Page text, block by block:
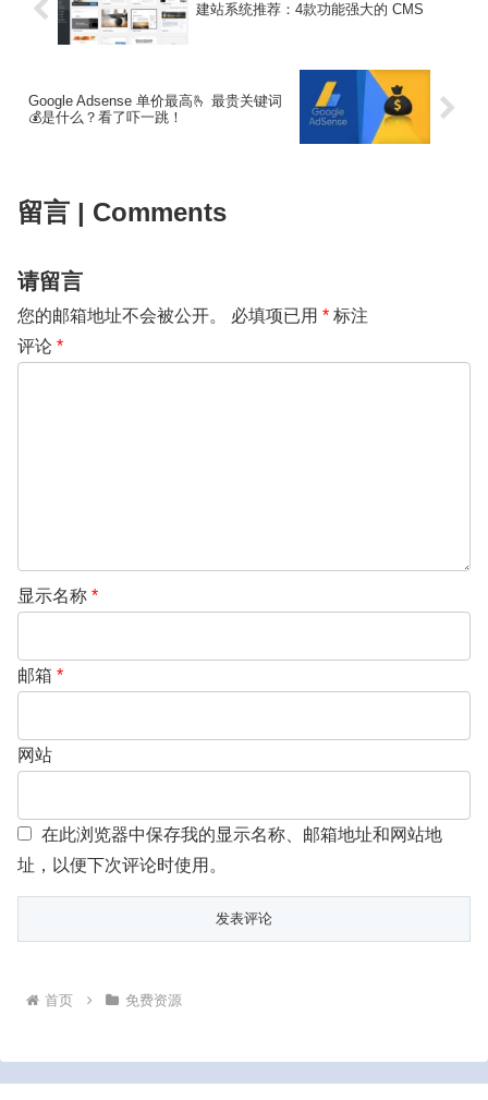
建站系统推荐：4款功能强大的 CMS
Google Adsense 单价最高🫰 最贵关键词
💰是什么？看了吓一跳！
留言 | Comments
请留言
您的邮箱地址不会被公开。 必填项已用 * 标注
评论 *
显示名称 *
邮箱 *
网站
在此浏览器中保存我的显示名称、邮箱地址和网站地
址，以便下次评论时使用。
首页 免费资源